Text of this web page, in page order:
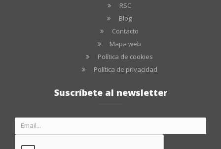
RSC
Blog
Contacto
Mapa web
Política de cookies
Política de privacidad
Suscríbete al newsletter